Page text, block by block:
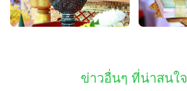
ข่าวอื่นๆ ที่น่าสนใจ